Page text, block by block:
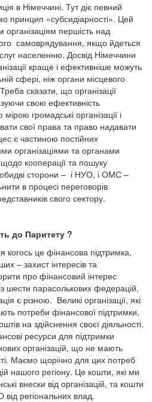
в Німеччині. Тут діє певний
принцип «субсидіарності». Цей
першість над
самоврядування, якщо йдеться
населенню. Досвід Німеччини
краще і ефективніше можуть
сфері, ніж органи місцевого
сказати, що організації
свою ефективність
громадські організації і
свої права та право надавати
є частиною постійних
організаціями та органами
кооперації та пошуку
сторони – і НУО, і ОМС –
в процесі переговорів
свого сектору.
до Паритету ?
когось це фінансова підтримка,
– захист інтересів та
про фінансовий інтерес
шести парасолькових федерацій,
є різною. Великі організації, які
потреби фінансової підтримки,
на здійснення своєї діяльності.
ресурси для підтримки
організацій, що не мають
Маємо щорічно для цих потреб
нашого регіону. Це кошти, які ми
внески від організацій, та кошти
від регіональних влад.